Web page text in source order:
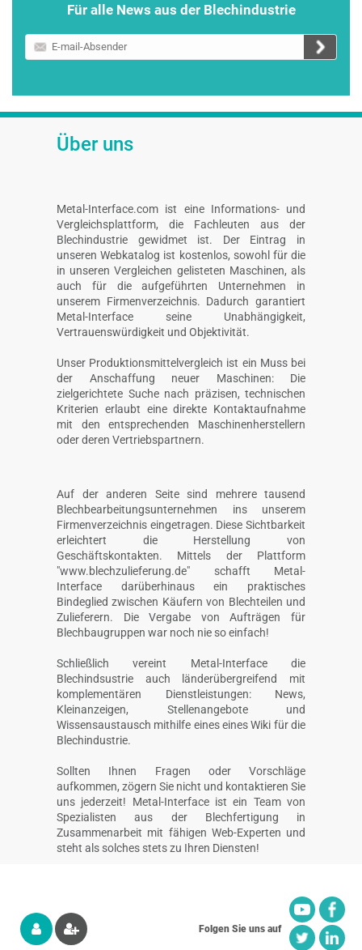
Für alle News aus der Blechindustrie
E-
mail-
Über uns
Metal-Interface.com ist eine Informations- und
Vergleichsplattform, die Fachleuten aus der
Blechindustrie gewidmet ist. Der Eintrag in
unseren Webkatalog ist kostenlos, sowohl für die
in unseren Vergleichen gelisteten Maschinen, als
auch für die aufgeführten Unternehmen in
unserem Firmenverzeichnis. Dadurch garantiert
Metal-Interface seine Unabhängigkeit,
Vertrauenswürdigkeit und Objektivität.
Unser Produktionsmittelvergleich ist ein Muss bei
der Anschaffung neuer Maschinen: Die
zielgerichtete Suche nach präzisen, technischen
Kriterien erlaubt eine direkte Kontaktaufnahme
mit den entsprechenden Maschinenherstellern
oder deren Vertriebspartnern.
Auf der anderen Seite sind mehrere tausend
Blechbearbeitungsunternehmen ins unserem
Firmenverzeichnis eingetragen. Diese Sichtbarkeit
erleichtert die Herstellung von
Geschäftskontakten. Mittels der Plattform
"www.blechzulieferung.de" schafft Metal-
Interface darüberhinaus ein praktisches
Bindeglied zwischen Käufern von Blechteilen und
Zulieferern. Die Vergabe von Aufträgen für
Blechbaugruppen war noch nie so einfach!
Schließlich vereint Metal-Interface die
Blechindsustrie auch länderübergreifend mit
komplementären Dienstleistungen: News,
Kleinanzeigen, Stellenangebote und
Wissensaustausch mithilfe eines eines Wiki für die
Blechindustrie.
Sollten Ihnen Fragen oder Vorschläge
aufkommen, zögern Sie nicht und kontaktieren Sie
uns jederzeit! Metal-Interface ist ein Team von
Spezialisten aus der Blechfertigung in
Zusammenarbeit mit fähigen Web-Experten und
steht als solches stets zu Ihren Diensten!
Folgen Sie uns auf